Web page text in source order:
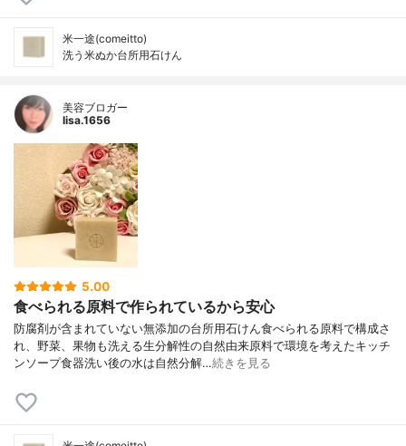
米一途(comeitto)
洗う米ぬか台所用石けん
美容ブロガー
lisa.1656
5.00
食べられる原料で作られているから安心
防腐剤が含まれていない無添加の台所用石けん食べられる原料で構成さ
れ、野菜、果物も洗える生分解性の自然由来原料で環境を考えたキッチ
ンソープ食器洗い後の水は自然分解…続きを見る